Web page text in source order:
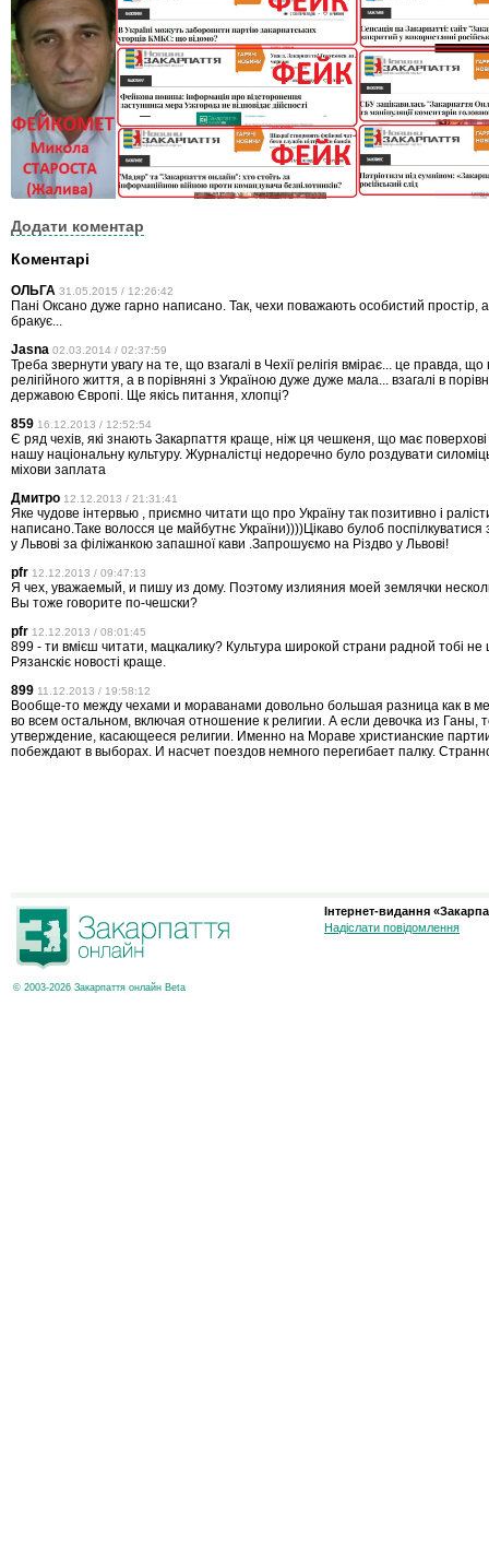
Додати коментар
Коментарі
ОЛЬГА 31.05.2015 / 12:26:42
Пані Оксано дуже гарно написано. Так, чехи поважають особистий простір,
бракує...
Jasna 02.03.2014 / 02:37:59
Треба звернути увагу на те, що взагалі в Чехії релігія вмірає... це правда, що
релігійного життя, а в порівняні з Україною дуже дуже мала... взагалі в
державою Європі. Ще якісь питання, хлопці?
859 16.12.2013 / 12:52:54
Є ряд чехів, які знають Закарпаття краще, ніж ця чешкеня, що має
нашу національну культуру. Журналістці недоречно було роздувати
міхови заплата
Дмитро 12.12.2013 / 21:31:41
Яке чудове інтервью , приємно читати що про Україну так позитивно і
написано.Таке волосся це майбутнє України))))Цікаво булоб поспілкуватися
у Львові за філіжанкою запашної кави .Запрошуємо на Різдво у Львові!
pfr 12.12.2013 / 09:47:13
Я чех, уважаемый, и пишу из дому. Поэтому излияния моей землячки
Вы тоже говорите по-чешски?
pfr 12.12.2013 / 08:01:45
899 - ти вмієш читати, мацкалику? Культура широкой страни радной тобі не
Рязанскіє новості краще.
899 11.12.2013 / 19:58:12
Вообще-то между чехами и мораванами довольно большая разница как в
во всем остальном, включая отношение к религии. А если девочка из Ганы,
утверждение, касающееся религии. Именно на Мораве христианские
побеждают в выборах. И насчет поездов немного перегибает палку.
© 2003-2026 Закарпаття онлайн Beta
Інтернет-видання
Надіслати повідомлення